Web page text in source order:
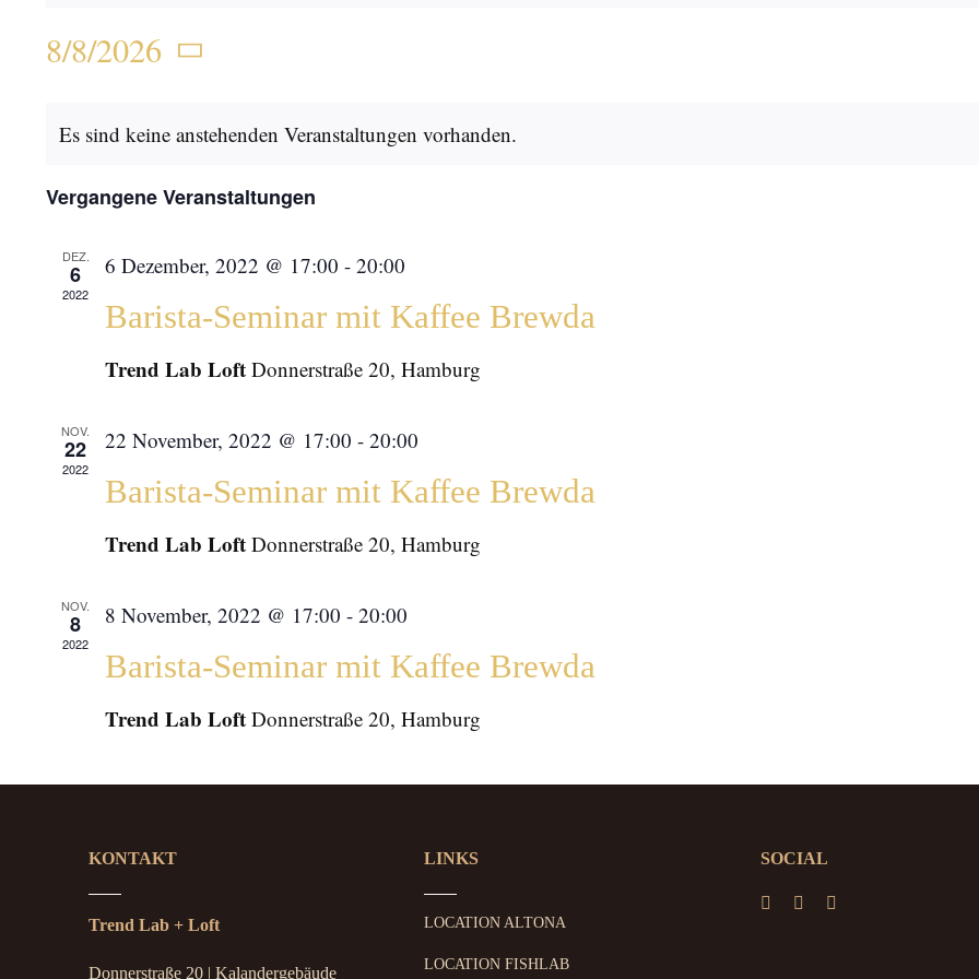
8/8/2026
wählen.
Veranstaltungen
Es sind keine anstehenden Veranstaltungen vorhanden.
Vergangene Veranstaltungen
DEZ.
6
2022
6 Dezember, 2022 @ 17:00 - 20:00
Barista-Seminar mit Kaffee Brewda
Trend Lab Loft Donnerstraße 20, Hamburg
NOV.
22
2022
22 November, 2022 @ 17:00 - 20:00
Barista-Seminar mit Kaffee Brewda
Trend Lab Loft Donnerstraße 20, Hamburg
NOV.
8
2022
8 November, 2022 @ 17:00 - 20:00
Barista-Seminar mit Kaffee Brewda
Trend Lab Loft Donnerstraße 20, Hamburg
KONTAKT
Trend Lab + Loft
Donnerstraße 20 | Kalandergebäude
LINKS
LOCATION ALTONA
LOCATION FISHLAB
SOCIAL